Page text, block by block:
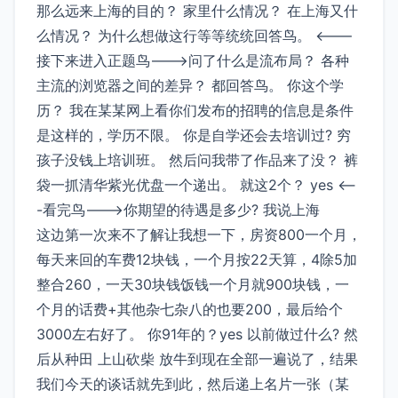
那么远来上海的目的？ 家里什么情况？ 在上海又什
么情况？ 为什么想做这行等等统统回答鸟。 <---
接下来进入正题鸟--->问了什么是流布局？ 各种
主流的浏览器之间的差异？ 都回答鸟。 你这个学
历？ 我在某某网上看你们发布的招聘的信息是条件
是这样的，学历不限。 你是自学还会去培训过? 穷
孩子没钱上培训班。 然后问我带了作品来了没？ 裤
袋一抓清华紫光优盘一个递出。 就这2个？ yes <--
-看完鸟--->你期望的待遇是多少? 我说上海
这边第一次来不了解让我想一下，房资800一个月，
每天来回的车费12块钱，一个月按22天算，4除5加
整合260，一天30块钱饭钱一个月就900块钱，一
个月的话费+其他杂七杂八的也要200，最后给个
3000左右好了。 你91年的？yes 以前做过什么? 然
后从种田 上山砍柴 放牛到现在全部一遍说了，结果
我们今天的谈话就先到此，然后递上名片一张（某